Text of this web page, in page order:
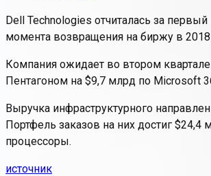
Dell Technologies отчиталась за
момента возвращения на биржу в 2018
Компания ожидает во втором
Пентагоном на $9,7 млрд по Microsoft
Выручка инфраструктурного
Портфель заказов на них достиг
процессоры.
источник